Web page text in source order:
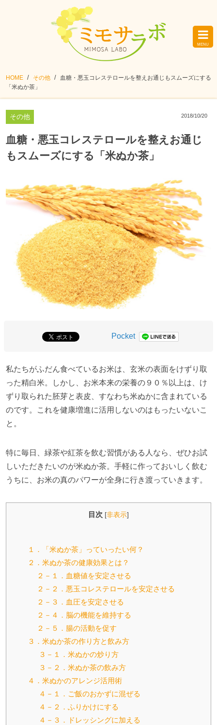
HOME その他
血糖・悪玉コレステロールを整えお通じもスムーズにする
「米ぬか茶」
その他 2018/10/20
血糖・悪玉コレステロールを整えお通じ
もスムーズにする「米ぬか茶」
Pocket
私たちがふだん食べているお米は、玄米の表面をけずり取
った精白米。しかし、お米本来の栄養の９０％以上は、け
ずり取られた胚芽と表皮、すなわち米ぬかに含まれている
のです。これを健康増進に活用しないのはもったいないこ
と。
特に毎日、緑茶や紅茶を飲む習慣がある人なら、ぜひお試
しいただきたいのが米ぬか茶。手軽に作っておいしく飲む
うちに、お米の真のパワーが全身に行き渡っていきます。
目次 [非表示]
１．「米ぬか茶」っていったい何？
２．米ぬか茶の健康効果とは？
２－１．血糖値を安定させる
２－２．悪玉コレステロールを安定させる
２－３．血圧を安定させる
２－４．脳の機能を維持する
２－５．腸の活動を促す
３．米ぬか茶の作り方と飲み方
３－１．米ぬかの炒り方
３－２．米ぬか茶の飲み方
４．米ぬかのアレンジ活用術
４－１．ご飯のおかずに混ぜる
４－２．ふりかけにする
４－３．ドレッシングに加える